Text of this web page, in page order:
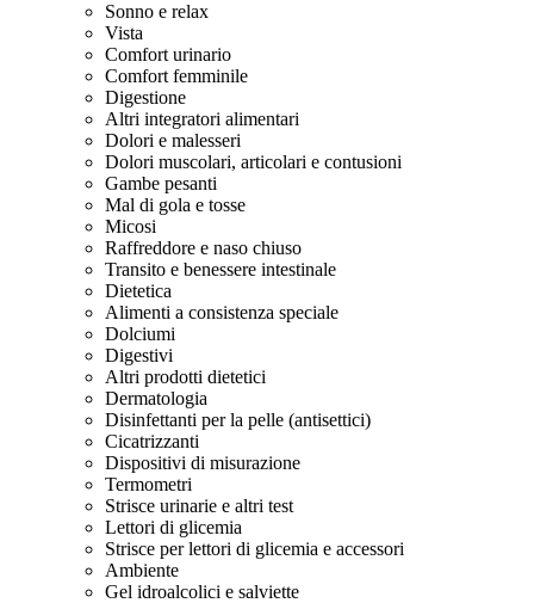
Sonno e relax
Vista
Comfort urinario
Comfort femminile
Digestione
Altri integratori alimentari
Dolori e malesseri
Dolori muscolari, articolari e contusioni
Gambe pesanti
Mal di gola e tosse
Micosi
Raffreddore e naso chiuso
Transito e benessere intestinale
Dietetica
Alimenti a consistenza speciale
Dolciumi
Digestivi
Altri prodotti dietetici
Dermatologia
Disinfettanti per la pelle (antisettici)
Cicatrizzanti
Dispositivi di misurazione
Termometri
Strisce urinarie e altri test
Lettori di glicemia
Strisce per lettori di glicemia e accessori
Ambiente
Gel idroalcolici e salviette